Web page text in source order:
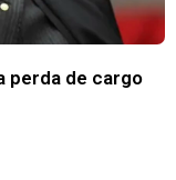
perda de cargo